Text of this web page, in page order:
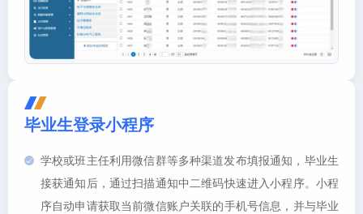
毕业生登录小程序
学校或班主任利用微信群等多种渠道发布填报通知，毕业生
接获通知后，通过扫描通知中二维码快速进入小程序。小程
序自动申请获取当前微信账户关联的手机号信息，并与毕业